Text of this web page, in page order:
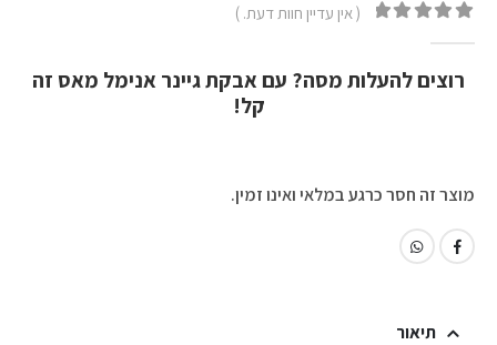
( אין עדיין חוות דעת. )
רוצים להעלות מסה? עם אבקת גיינר אנימל מאס זה
קל!
מוצר זה חסר כרגע במלאי ואינו זמין.
תיאור